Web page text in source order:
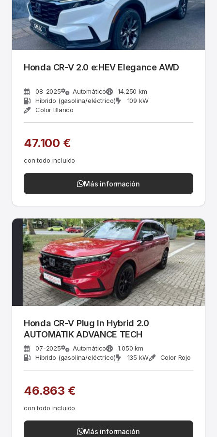
Honda CR-V 2.0 e:HEV Elegance AWD
08-2025 Automático
14.250 km
Híbrido (gasolina/eléctrico)
109 kW
Color Blanco
47.100 €
con todo incluido
Más información
Honda CR-V Plug In Hybrid 2.0
AUTOMATIK ADVANCE TECH
07-2025 Automático
1.050 km
Híbrido (gasolina/eléctrico)
135 kW Color Rojo
46.863 €
con todo incluido
Más información